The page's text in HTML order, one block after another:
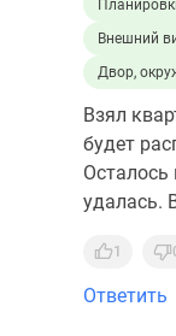
Внешний
Двор,
Взял
будет
Осталось
удалась.
1
Ответить